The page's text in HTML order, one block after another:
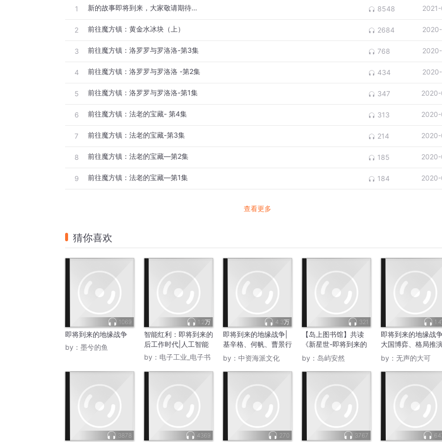
1 新的故事即将到来，大家敬请期待… 8548
2 前往魔方镇：黄金水冰块（上） 2684
3 前往魔方镇：洛罗罗与罗洛洛-第3集 768
4 前往魔方镇：洛罗罗与罗洛洛 -第2集 434
5 前往魔方镇：洛罗罗与罗洛洛-第1集 347
6 前往魔方镇：法老的宝藏- 第4集 313
7 前往魔方镇：法老的宝藏-第3集 214
8 前往魔方镇：法老的宝藏—第2集 185
9 前往魔方镇：法老的宝藏—第1集 184
查看更多
猜你喜欢
1069
即将到来的地缘战争
by： 墨兮的鱼
1.2万
智能红利：即将到来的
后工作时代|人工智能
by： 电子工业_电子书
4.3万
即将到来的地缘战争|
基辛格、何帆、曹景行
力荐
by： 中资海派文化
321
【岛上图书馆】共读
《新星世-即将到来的
超智能时代》
by： 岛屿安然
即将到来的地缘战争
大国博弈、格局推演
地缘逻辑、全球局势
by： 无声的大可
3878 4369 270 3767